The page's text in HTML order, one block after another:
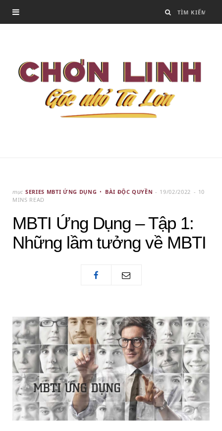
mục SERIES MBTI ỨNG DỤNG BÀI ĐỘC QUYỀN 19/02/2022
10
MINS READ
MBTI Ứng Dụng – Tập 1:
Những lầm tưởng về MBTI